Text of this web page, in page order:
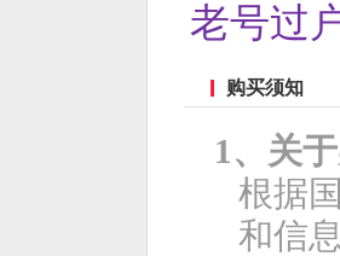
老号过
购买须知
1、关
根据
和信